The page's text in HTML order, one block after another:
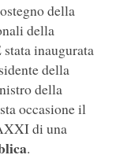
della
della
inaugurata
della
della
occasione il
di una
.